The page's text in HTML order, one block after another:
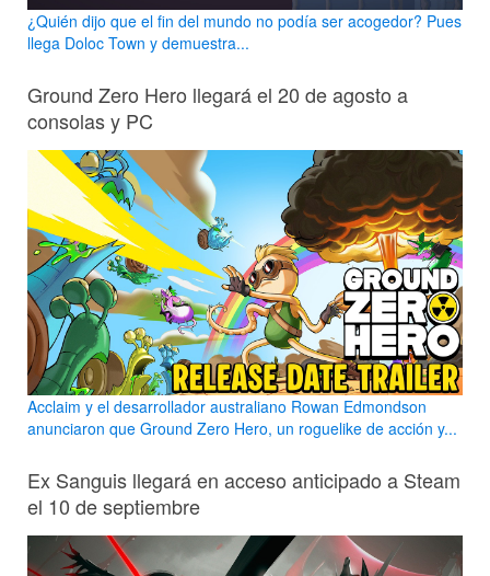
¿Quién dijo que el fin del mundo no podía ser acogedor? Pues
llega Doloc Town y demuestra...
Ground Zero Hero llegará el 20 de agosto a
consolas y PC
Acclaim y el desarrollador australiano Rowan Edmondson
anunciaron que Ground Zero Hero, un roguelike de acción y...
Ex Sanguis llegará en acceso anticipado a Steam
el 10 de septiembre